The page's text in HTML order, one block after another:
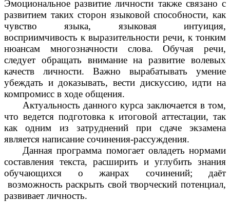
Эмоциональное развитие личности также связано с
развитием таких сторон языковой способности, как
чувство языка, языковая интуиция,
восприимчивость к выразительности речи, к тонким
нюансам многозначности слова. Обучая речи,
следует обращать внимание на развитие волевых
качеств личности. Важно вырабатывать умение
убеждать и доказывать, вести дискуссию, идти на
компромисс в ходе общения.
Актуальность данного курса заключается в том,
что ведется подготовка к итоговой аттестации, так
как одним из затруднений при сдаче экзамена
является написание сочинения-рассуждения.
Данная программа помогает овладеть нормами
составления текста, расширить и углубить знания
обучающихся о жанрах сочинений; даёт
возможность раскрыть свой творческий потенциал,
развивает личность.